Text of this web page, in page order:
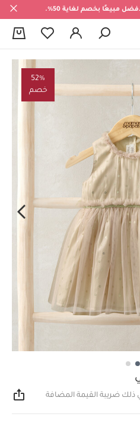
مبيعًا بخصم لغاية 50%.
52%
خصم
ذلك ضريبة القيمة المضافة